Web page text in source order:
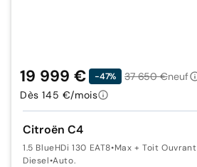
Citroën C4
1.5 BlueHDi 130 EAT8•Max + Toit Ouvrant
Diesel•Auto.
19 999 € -47% 37 650 €neuf
Dès 145 €/mois